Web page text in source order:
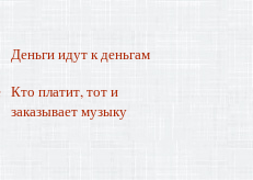
Деньги идут к деньгам
Кто платит, тот и
заказывает музыку